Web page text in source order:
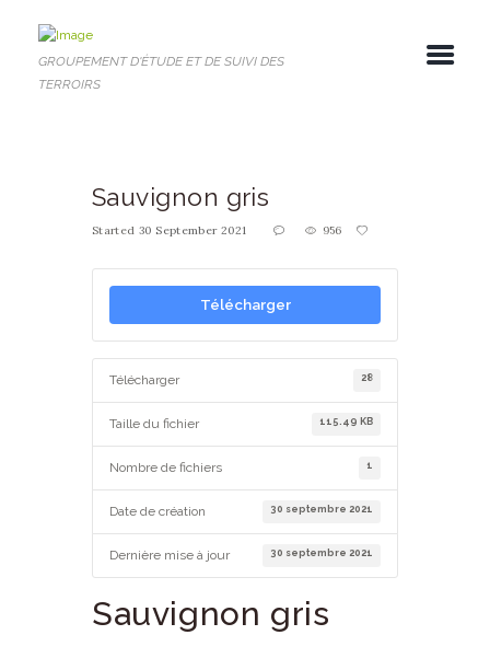
GROUPEMENT D'ÉTUDE ET DE SUIVI DES
TERROIRS
Sauvignon gris
Started 30 September 2021 956
Télécharger
Télécharger 28
Taille du fichier 115.49 KB
Nombre de fichiers 1
Date de création 30 septembre 2021
Dernière mise à jour 30 septembre 2021
Sauvignon gris